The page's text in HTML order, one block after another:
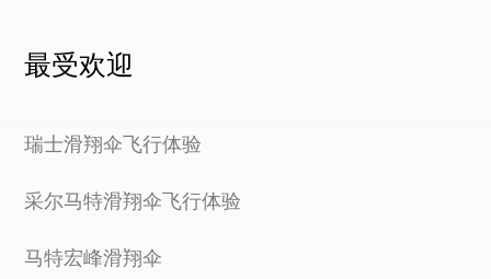
最受欢迎
瑞士滑翔伞飞行体验
采尔马特滑翔伞飞行体验
马特宏峰滑翔伞